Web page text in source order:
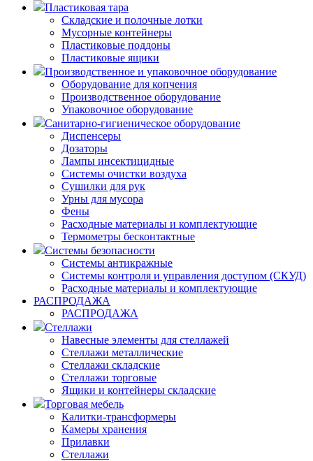
Пластиковая тара
Складские и полочные лотки
Мусорные контейнеры
Пластиковые поддоны
Пластиковые ящики
Производственное и упаковочное оборудование
Оборудование для копчения
Производственное оборудование
Упаковочное оборудование
Санитарно-гигиеническое оборудование
Диспенсеры
Дозаторы
Лампы инсектицидные
Системы очистки воздуха
Сушилки для рук
Урны для мусора
Фены
Расходные материалы и комплектующие
Термометры бесконтактные
Системы безопасности
Системы антикражные
Системы контроля и управления доступом (СКУД)
Расходные материалы и комплектующие
РАСПРОДАЖА
РАСПРОДАЖА
Стеллажи
Навесные элементы для стеллажей
Стеллажи металлические
Стеллажи складские
Стеллажи торговые
Ящики и контейнеры складские
Торговая мебель
Калитки-трансформеры
Камеры хранения
Прилавки
Стеллажи